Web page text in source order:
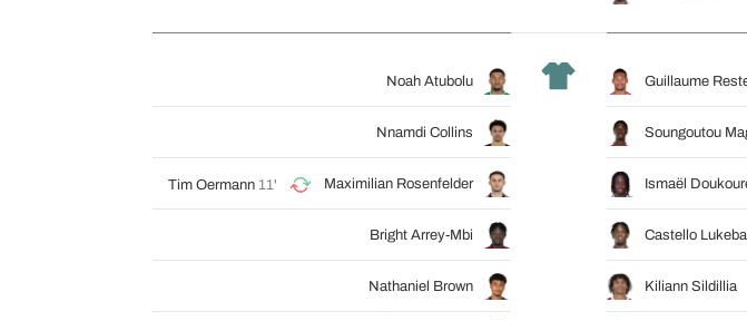
Noah Atubolu Guillaume
Nnamdi Collins Soungoutou
Tim Oermann 11' Maximilian Rosenfelder Ismaël
Bright Arrey-Mbi Castello Lukeba
Nathaniel Brown Kiliann Sildillia